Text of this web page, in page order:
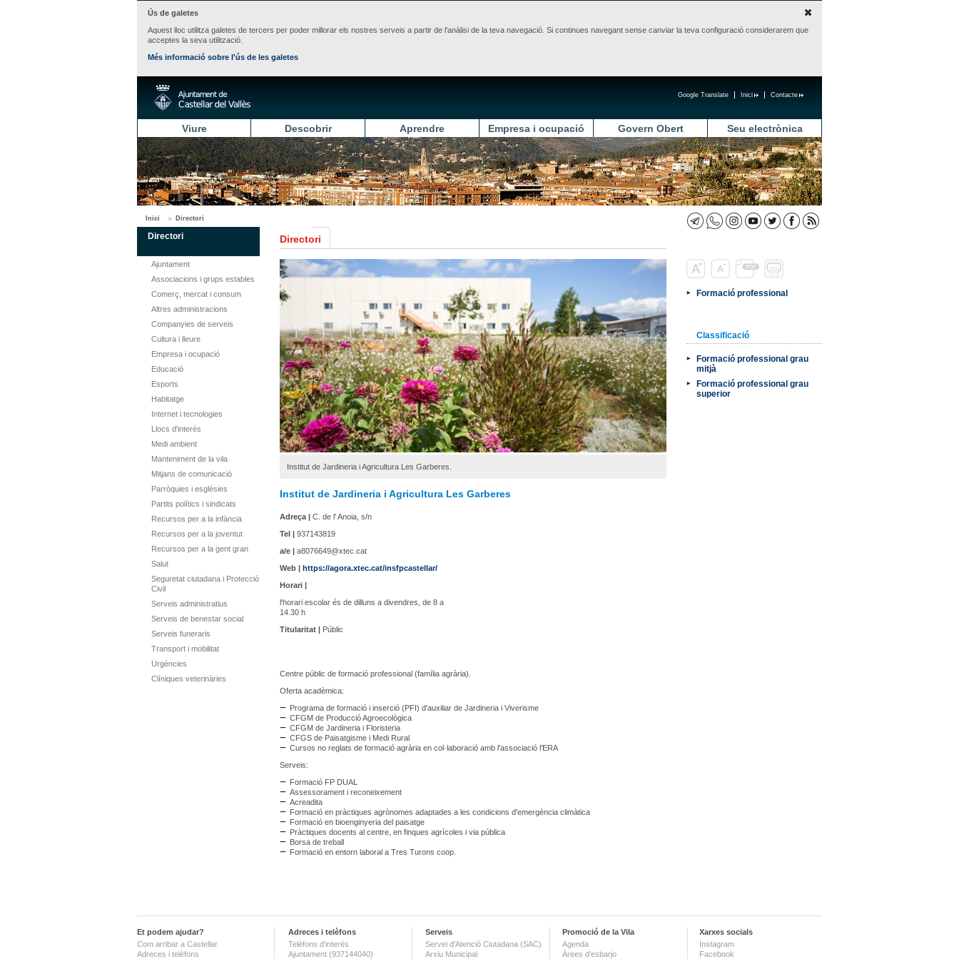
Ús de galetes
Aquest lloc utilitza galetes de tercers per poder millorar els nostres serveis a partir de l'anàlisi de la teva navegació. Si continues navegant sense canviar la teva configuració considerarem que
acceptes la seva utilització.
Més informació sobre l'ús de les galetes
Contacte
Inici
Google Translate
Viure Descobrir Aprendre Empresa i ocupació Govern Obert Seu electrònica
Inici Directori
Directori
Ajuntament
Associacions i grups estables
Comerç, mercat i consum
Altres administracions
Companyies de serveis
Cultura i lleure
Empresa i ocupació
Educació
Esports
Habitatge
Internet i tecnologies
Llocs d'interès
Medi ambient
Manteniment de la vila
Mitjans de comunicació
Parròquies i esglésies
Partits polítics i sindicats
Recursos per a la infància
Recursos per a la joventut
Recursos per a la gent gran
Salut
Seguretat ciutadana i Protecció
Civil
Serveis administratius
Serveis de benestar social
Serveis funeraris
Transport i mobilitat
Urgències
Clíniques veterinàries
Directori
Institut de Jardineria i Agricultura Les Garberes.
Institut de Jardineria i Agricultura Les Garberes
Adreça | C. de l' Anoia, s/n
Tel | 937143819
a/e | a8076649@xtec.cat
Web | https://agora.xtec.cat/insfpcastellar/
Horari |
l'horari escolar és de dilluns a divendres, de 8 a
14.30 h
Titularitat | Públic
Centre públic de formació professional (família agrària).
Oferta acadèmica:
Programa de formació i inserció (PFI) d'auxiliar de Jardineria i Viverisme
CFGM de Producció Agroecològica
CFGM de Jardineria i Floristeria
CFGS de Paisatgisme i Medi Rural
Cursos no reglats de formació agrària en col·laboració amb l'associació l'ERA
Serveis:
Formació FP DUAL
Assessorament i reconeixement
Acreadita
Formació en pràctiques agrònomes adaptades a les condicions d'emergència climàtica
Formació en bioenginyeria del paisatge
Pràctiques docents al centre, en finques agrícoles i via pública
Borsa de treball
Formació en entorn laboral a Tres Turons coop.
Formació professional
Classificació
Formació professional grau
mitjà
Formació professional grau
superior
Et podem ajudar?
Com arribar a Castellar
Adreces i telèfons
Adreces i telèfons
Telèfons d'interès
Ajuntament (937144040)
Serveis
Servei d'Atenció Ciutadana (SAC)
Arxiu Municipal
Promoció de la Vila
Agenda
Àrees d'esbarjo
Xarxes socials
Instagram
Facebook